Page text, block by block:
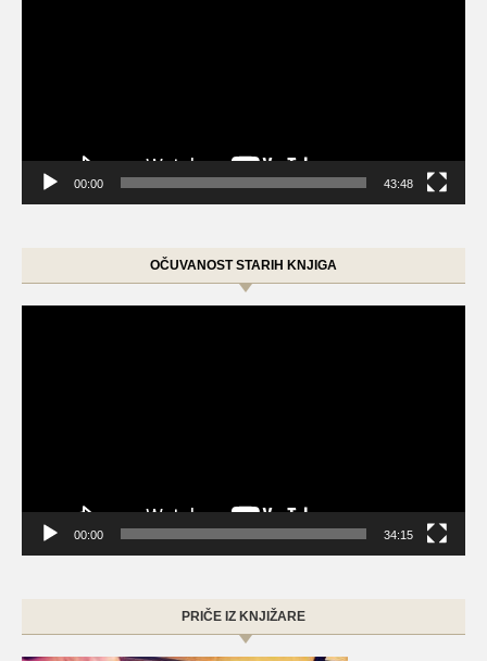
00:00 43:48
OČUVANOST STARIH KNJIGA
00:00 34:15
PRIČE IZ KNJIŽARE